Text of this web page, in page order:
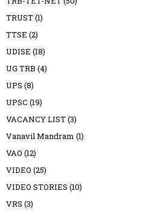
TRUST(1)
TTSE (2)
UDISE (18)
UG TRB (4)
UPS (8)
UPSC (19)
VACANCY LIST(3)
Vanavil Mandram (1)
VAO (12)
VIDEO (25)
VIDEO STORIES (10)
VRS (3)